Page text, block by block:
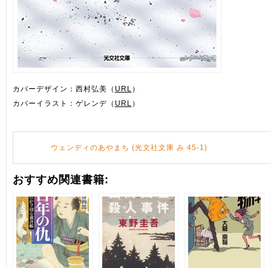
カバーデザイン：西村弘美（ URL ）
カバーイラスト：ゲレンデ（ URL ）
ウェンディのあやまち (光文社文庫 み 45-1)
おすすめ関連書籍: